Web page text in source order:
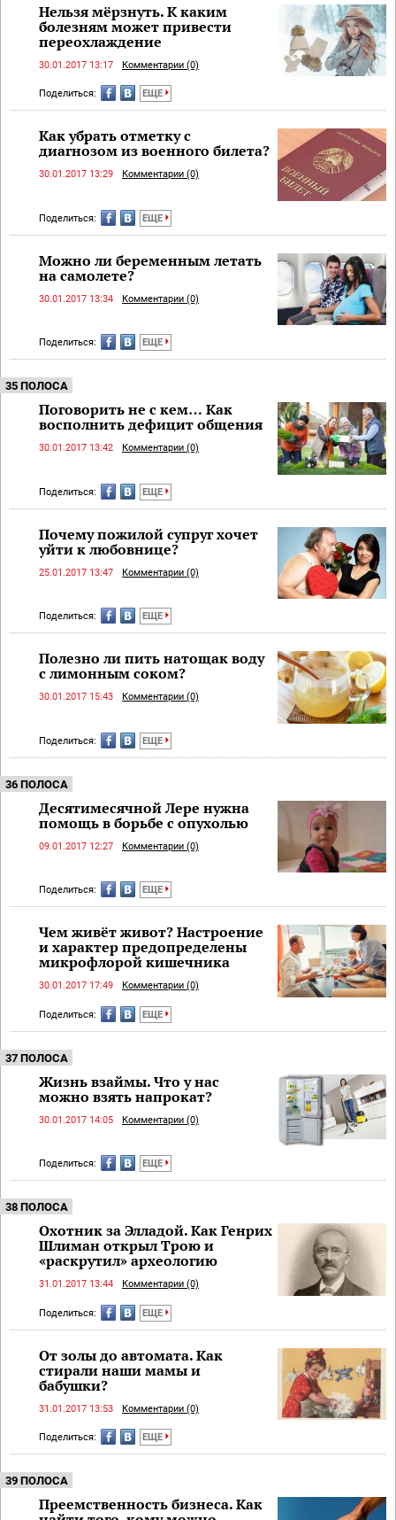
Нельзя мёрзнуть. К каким
болезням может привести
переохлаждение
30.01.2017 13:17 Комментарии (0)
Поделиться: ЕЩЕ
Как убрать отметку с
диагнозом из военного билета?
30.01.2017 13:29 Комментарии (0)
Поделиться: ЕЩЕ
Можно ли беременным летать
на самолете?
30.01.2017 13:34 Комментарии (0)
Поделиться: ЕЩЕ
35 ПОЛОСА
Поговорить не с кем… Как
восполнить дефицит общения
30.01.2017 13:42 Комментарии (0)
Поделиться: ЕЩЕ
Почему пожилой супруг хочет
уйти к любовнице?
25.01.2017 13:47 Комментарии (0)
Поделиться: ЕЩЕ
Полезно ли пить натощак воду
с лимонным соком?
30.01.2017 15:43 Комментарии (0)
Поделиться: ЕЩЕ
36 ПОЛОСА
Десятимесячной Лере нужна
помощь в борьбе с опухолью
09.01.2017 12:27 Комментарии (0)
Поделиться: ЕЩЕ
Чем живёт живот? Настроение
и характер предопределены
микрофлорой кишечника
30.01.2017 17:49 Комментарии (0)
Поделиться: ЕЩЕ
37 ПОЛОСА
Жизнь взаймы. Что у нас
можно взять напрокат?
30.01.2017 14:05 Комментарии (0)
Поделиться: ЕЩЕ
38 ПОЛОСА
Охотник за Элладой. Как Генрих
Шлиман открыл Трою и
«раскрутил» археологию
31.01.2017 13:44 Комментарии (0)
Поделиться: ЕЩЕ
От золы до автомата. Как
стирали наши мамы и
бабушки?
31.01.2017 13:53 Комментарии (0)
Поделиться: ЕЩЕ
39 ПОЛОСА
Преемственность бизнеса. Как